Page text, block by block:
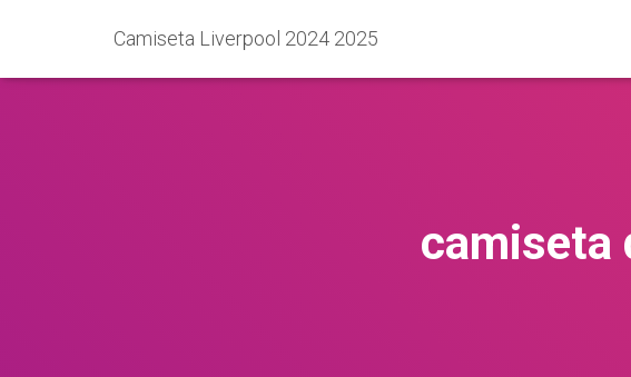
Camiseta Liverpool 2024 2025
camiseta